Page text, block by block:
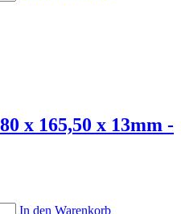
x 165,50 x 13mm -
In den Warenkorb